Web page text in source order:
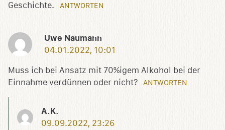
Geschichte.
ANTWORTEN
Uwe Naumann
04.01.2022, 10:01
Muss ich bei Ansatz mit 70%igem Alkohol bei der
Einnahme verdünnen oder nicht?
ANTWORTEN
A.K.
09.09.2022, 23:26